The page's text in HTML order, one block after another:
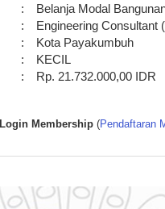
:
Belanja Modal
:
Engineering Consultant
:
Kota Payakumbuh
:
KECIL
: Rp. 21.732.000,00 IDR
Login Membership (Pendaftaran